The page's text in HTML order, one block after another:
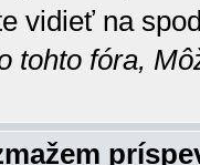
vidieť na
tohto fóra,